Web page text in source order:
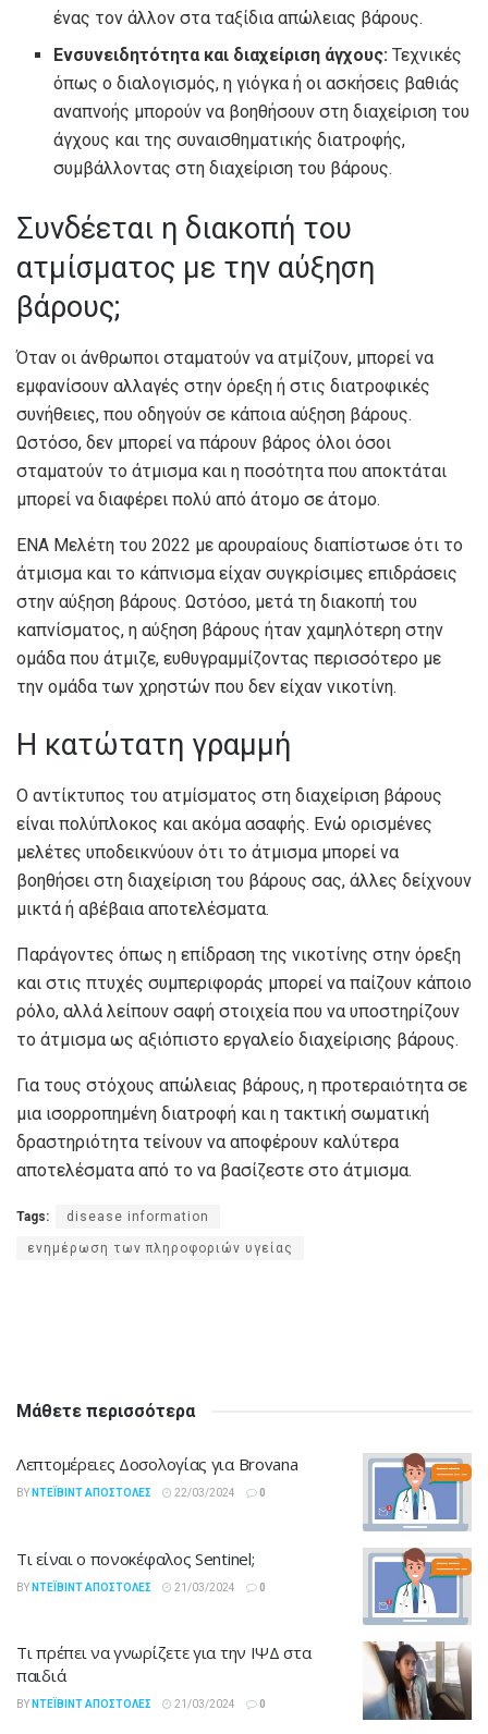
ένας τον άλλον στα ταξίδια απώλειας βάρους.
Ενσυνειδητότητα και διαχείριση άγχους: Τεχνικές
όπως ο διαλογισμός, η γιόγκα ή οι ασκήσεις βαθιάς
αναπνοής μπορούν να βοηθήσουν στη διαχείριση του
άγχους και της συναισθηματικής διατροφής,
συμβάλλοντας στη διαχείριση του βάρους.
Συνδέεται η διακοπή του
ατμίσματος με την αύξηση
βάρους;
Όταν οι άνθρωποι σταματούν να ατμίζουν, μπορεί να
εμφανίσουν αλλαγές στην όρεξη ή στις διατροφικές
συνήθειες, που οδηγούν σε κάποια αύξηση βάρους.
Ωστόσο, δεν μπορεί να πάρουν βάρος όλοι όσοι
σταματούν το άτμισμα και η ποσότητα που αποκτάται
μπορεί να διαφέρει πολύ από άτομο σε άτομο.
ΕΝΑ Μελέτη του 2022 με αρουραίους διαπίστωσε ότι το
άτμισμα και το κάπνισμα είχαν συγκρίσιμες επιδράσεις
στην αύξηση βάρους. Ωστόσο, μετά τη διακοπή του
καπνίσματος, η αύξηση βάρους ήταν χαμηλότερη στην
ομάδα που άτμιζε, ευθυγραμμίζοντας περισσότερο με
την ομάδα των χρηστών που δεν είχαν νικοτίνη.
Η κατώτατη γραμμή
Ο αντίκτυπος του ατμίσματος στη διαχείριση βάρους
είναι πολύπλοκος και ακόμα ασαφής. Ενώ ορισμένες
μελέτες υποδεικνύουν ότι το άτμισμα μπορεί να
βοηθήσει στη διαχείριση του βάρους σας, άλλες δείχνουν
μικτά ή αβέβαια αποτελέσματα.
Παράγοντες όπως η επίδραση της νικοτίνης στην όρεξη
και στις πτυχές συμπεριφοράς μπορεί να παίζουν κάποιο
ρόλο, αλλά λείπουν σαφή στοιχεία που να υποστηρίζουν
το άτμισμα ως αξιόπιστο εργαλείο διαχείρισης βάρους.
Για τους στόχους απώλειας βάρους, η προτεραιότητα σε
μια ισορροπημένη διατροφή και η τακτική σωματική
δραστηριότητα τείνουν να αποφέρουν καλύτερα
αποτελέσματα από το να βασίζεστε στο άτμισμα.
Tags: disease information
ενημέρωση των πληροφοριών υγείας
Μάθετε περισσότερα
Λεπτομέρειες Δοσολογίας για Brovana
BY ΝΤΈΙΒΙΝΤ ΑΠΟΣΤΌΛΕΣ 22/03/2024 0
Τι είναι ο πονοκέφαλος Sentinel;
BY ΝΤΈΙΒΙΝΤ ΑΠΟΣΤΌΛΕΣ 21/03/2024 0
Τι πρέπει να γνωρίζετε για την ΙΨΔ στα
παιδιά
BY ΝΤΈΙΒΙΝΤ ΑΠΟΣΤΌΛΕΣ 21/03/2024 0